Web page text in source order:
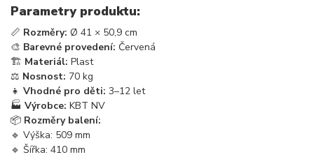
Parametry produktu:
📏 Rozměry: Ø 41 × 50,9 cm
🎨 Barevné provedení: Červená
🏗 Materiál: Plast
⚖ Nosnost: 70 kg
👧 Vhodné pro děti: 3–12 let
🏭 Výrobce: KBT NV
📦 Rozměry balení:
🔹 Výška: 509 mm
🔹 Šířka: 410 mm